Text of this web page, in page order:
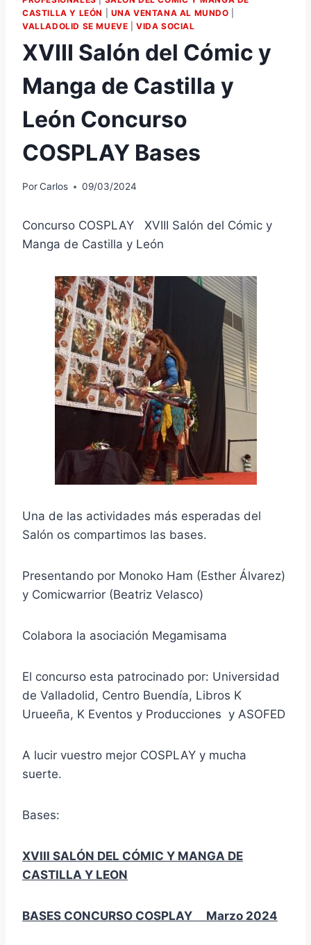
CASTILLA Y LEÓN
UNA VENTANA AL MUNDO
VALLADOLID SE MUEVE |VIDA SOCIAL
XVIII Salón del Cómic y
Manga de Castilla y
León Concurso
COSPLAY Bases
PorCarlos 09/03/2024
Concurso COSPLAY XVIII Salón del Cómic y
Manga de Castilla y León
Una de las actividades más esperadas del
Salón os compartimos las bases.
Presentando por Monoko Ham (Esther Álvarez)
y Comicwarrior (Beatriz Velasco)
Colabora la asociación Megamisama
El concurso esta patrocinado por: Universidad
de Valladolid, Centro Buendía, Libros K
Urueeña, K Eventos y Producciones y ASOFED
A lucir vuestro mejor COSPLAY y mucha
suerte.
Bases:
XVIII SALÓN DEL CÓMIC Y MANGA DE
CASTILLA Y LEON
BASES CONCURSO COSPLAY Marzo 2024